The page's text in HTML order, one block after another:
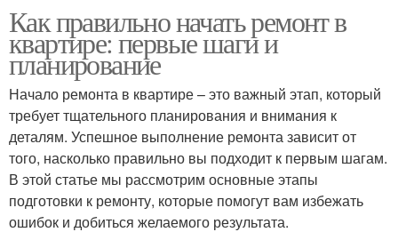
Как правильно начать ремонт в
квартире: первые шаги и
планирование
Начало ремонта в квартире – это важный этап, который
требует тщательного планирования и внимания к
деталям. Успешное выполнение ремонта зависит от
того, насколько правильно вы подходит к первым шагам.
В этой статье мы рассмотрим основные этапы
подготовки к ремонту, которые помогут вам избежать
ошибок и добиться желаемого результата.